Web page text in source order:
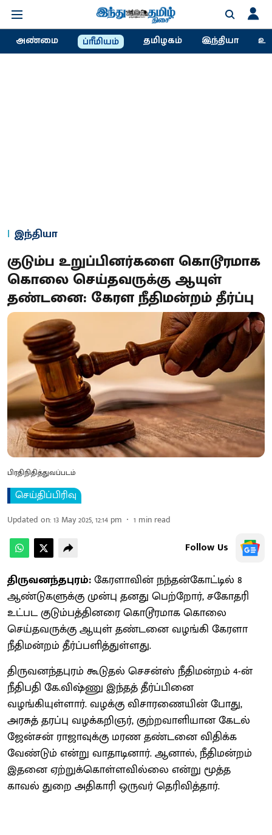
அண்மை ப்ரீமியம் தமிழகம் இந்தியா
இந்தியா
குடும்ப உறுப்பினர்களை கொடூரமாக
கொலை செய்தவருக்கு ஆயுள்
தண்டனை: கேரள நீதிமன்றம் தீர்ப்பு
பிரதிநிதித்துவப்படம்
செய்திப்பிரிவு
Updated on:13 May 2025, 12:14 pm 1 min read
Follow Us
திருவனந்தபுரம்:கேரளாவின் நந்தன்கோட்டில் 8
ஆண்டுகளுக்கு முன்பு தனது பெற்றோர், சகோதரி
உட்பட குடும்பத்தினரை கொடூரமாக கொலை
செய்தவருக்கு ஆயுள் தண்டனை வழங்கி கேரளா
நீதிமன்றம் தீர்ப்பளித்துள்ளது.
திருவனந்தபுரம் கூடுதல் செசன்ஸ் நீதிமன்றம் 4-ன்
நீதிபதி கே.விஷ்ணு இந்தத் தீர்ப்பினை
வழங்கியுள்ளார். வழக்கு விசாரணையின் போது,
அரசுத் தரப்பு வழக்கறிஞர், குற்றவாளியான கேடல்
ஜேன்சன் ராஜாவுக்கு மரண தண்டனை விதிக்க
வேண்டும் என்று வாதாடினார். ஆனால், நீதிமன்றம்
இதனை ஏற்றுக்கொள்ளவில்லை என்று மூத்த
காவல் துறை அதிகாரி ஒருவர் தெரிவித்தார்.